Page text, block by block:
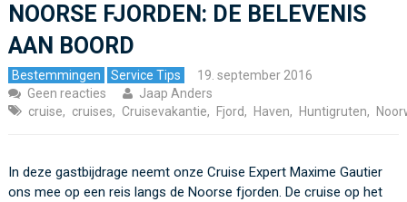
NOORSE FJORDEN: DE BELEVENIS
AAN BOORD
Bestemmingen Service Tips
19. september 2016
Geen reacties
Jaap Anders
cruise, cruises, Cruisevakantie, Fjord, Haven, Huntigruten,
In deze gastbijdrage neemt onze Cruise Expert Maxime Gautier
ons mee op een reis langs de Noorse fjorden. De cruise op het